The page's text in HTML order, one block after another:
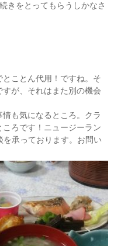
きをとってもらうしかなさ
ことん代用！ですね。そ
が、それはまた別の機会
も気になるところ。クラ
ろです！ニュージーラン
を承っております。お問い